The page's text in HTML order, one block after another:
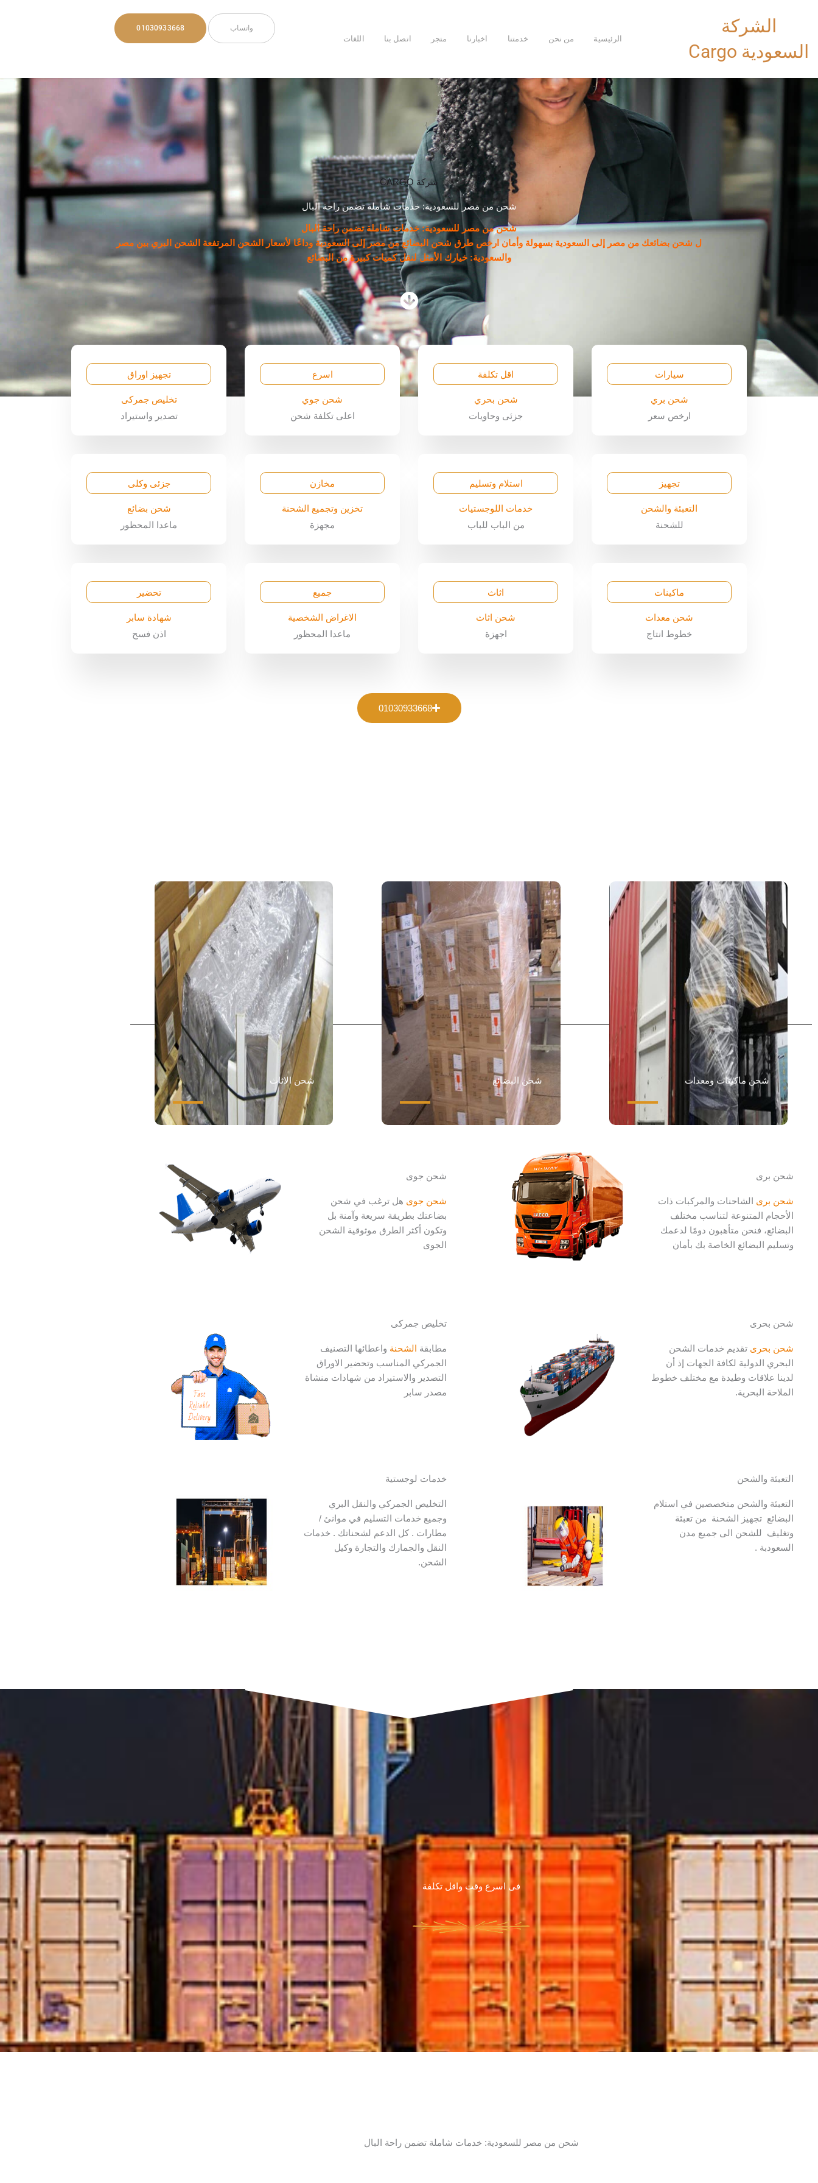
الشركة
السعودية Cargo
الرئيسية من نحن خدمتنا اخبارنا متجر اتصل بنا اللغات
واتساب 01030933668
شركة CARGO
شحن من مصر للسعودية: خدمات شاملة تضمن راحة البال
شحن من مصر للسعودية: خدمات شاملة تضمن راحة البال
ل شحن بضائعك من مصر إلى السعودية بسهولة وأمان ارخص طرق شحن البضائع من مصر إلى السعودية وداعًا لأسعار الشحن المرتفعة الشحن البري بين مصر
والسعودية: خيارك الأمثل لنقل كميات كبيرة من البضائع
سيارات
شحن بري
ارخص سعر
اقل تكلفة
شحن بحري
جزئى وحاويات
اسرع
شحن جوي
اعلى تكلفة شحن
تجهيز اوراق
تخليص جمركى
تصدير واستيراد
تجهيز
التعبئة والشحن
للشحنة
استلام وتسليم
خدمات اللوجستيات
من الباب للباب
مخازن
تخزين وتجميع الشحنة
مجهزة
جزئى وكلى
شحن بضائع
ماعدا المحظور
ماكينات
شحن معدات
خطوط انتاج
اثاث
شحن اثاث
اجهزة
جميع
الاغراض الشخصية
ماعدا المحظور
تحضير
شهادة سابر
اذن فسح
01030933668
شحن ماكينات ومعدات شحن البضائع شحن الاثاث
شحن برى
شحن برى الشاحنات والمركبات ذات
الأحجام المتنوعة لتناسب مختلف
البضائع، فنحن متأهبون دومًا لدعمك
وتسليم البضائع الخاصة بك بأمان
شحن بحرى
شحن بحرى تقديم خدمات الشحن
البحري الدولية لكافة الجهات إذ أن
لدينا علاقات وطيدة مع مختلف خطوط
الملاحة البحرية.
التعبئة والشحن
التعبئة والشحن متخصصين في استلام
البضائع تجهيز الشحنة من تعبئة
وتغليف للشحن الى جميع مدن
السعودبة .
شحن جوى
شحن جوى هل ترغب في شحن
بضاعتك بطريقة سريعة وآمنة بل
وتكون أكثر الطرق موثوقية الشحن
الجوى
تخليص جمركى
مطابقة الشحنة واعطائها التصنيف
الجمركي المناسب وتحضير الاوراق
التصدير والاستيراد من شهادات منشاة
مصدر سابر
خدمات لوجستية
التخليص الجمركي والنقل البري
وجميع خدمات التسليم في موانئ /
مطارات . كل الدعم لشحناتك . خدمات
النقل والجمارك والتجارة وكيل
الشحن.
فى اسرع وقت واقل تكلفة
شحن من مصر للسعودية: خدمات شاملة تضمن راحة البال